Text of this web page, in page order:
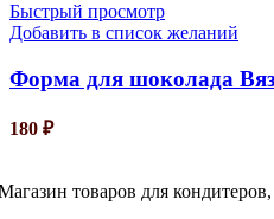
Быстрый просмотр
Добавить в список желаний
Форма для шоколада
180 ₽
товаров для